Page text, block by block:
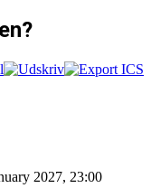
2027, 23:00